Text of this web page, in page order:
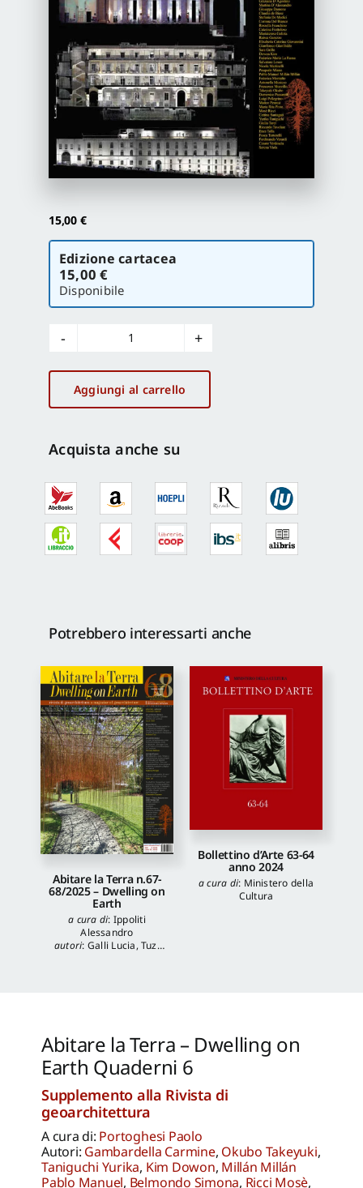
Proposte di pubblicazione
Gangemi Editore
Newsletter
15,00 €
Scegli
versione
Edizione cartacea
15,00 €
Disponibile
Abitare
la
Terra
-
on
Quaderni
quantità
Aggiungi al carrello
Acquista anche su
Potrebbero interessarti anche
Abitare la Terra n.67-
68/2025 – Dwelling on
Earth
a cura di: Ippoliti
Alessandro
autori: Galli Lucia,Tuzi
Bollettino d’Arte 63-64
anno 2024
a cura di: Ministero della
Cultura
Abitare la Terra – Dwelling on
Earth Quaderni 6
Supplemento alla Rivista di
geoarchitettura
A cura di: Portoghesi Paolo
Autori: Gambardella Carmine, Okubo Takeyuki,
Taniguchi Yurika, Kim Dowon, Millán Millán
Pablo Manuel, Belmondo Simona, Ricci Mosè,